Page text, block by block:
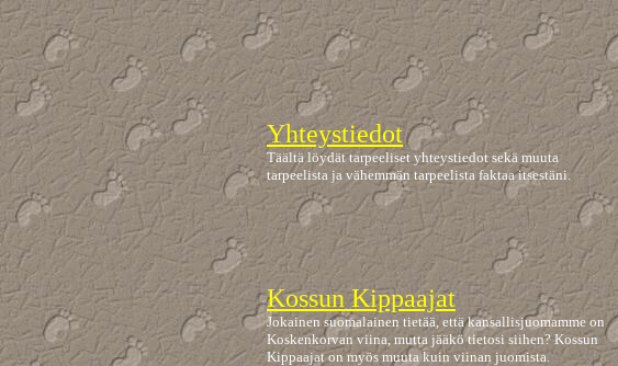
Yhteystiedot
Täältä löydät tarpeeliset yhteystiedot sekä muuta
tarpeelista ja vähemmän tarpeelista faktaa itsestäni.
Kossun Kippaajat
Jokainen suomalainen tietää, että kansallisjuomamme on
Koskenkorvan viina, mutta jääkö tietosi siihen? Kossun
Kippaajat on myös muuta kuin viinan juomista.